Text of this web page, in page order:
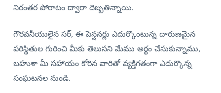
నిరంతర పోరాటం ద్వారా దెబ్బతిన్నాయి.
గౌరవనీయులైన సర్, ఈ పెన్షనర్లు ఎదుర్కొంటున్న దారుణమైన
పరిస్థితుల గురించి మీకు తెలుసని మేము అర్థం చేసుకున్నాము,
బహుశా మీ సహాయం కోరిన వారితో వ్యక్తిగతంగా ఎదుర్కొన్న
సంఘటనల నుండి.